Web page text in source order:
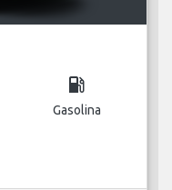
local_gas_station
Gasolina